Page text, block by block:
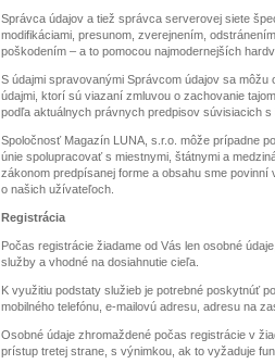
Správca údajov a tiež správca serverovej siete
modifikáciami, presunom, zverejnením,
poškodením – a to pomocou najmodernejších
S údajmi spravovanými Správcom údajov sa
údajmi, ktorí sú viazaní zmluvou o zachovanie
podľa aktuálnych právnych predpisov súvisiacich
Spoločnosť Magazín LUNA, s.r.o. môže prípadne
únie spolupracovať s miestnymi, štátnymi a
zákonom predpísanej forme a obsahu sme
o našich užívateľoch.
Registrácia
Počas registrácie žiadame od Vás len osobné
služby a vhodné na dosiahnutie cieľa.
K využitiu podstaty služieb je potrebné poskytnúť
mobilného telefónu, e-mailovú adresu, adresu na
Osobné údaje zhromaždené počas registrácie v
prístup tretej strane, s výnimkou, ak to vyžaduje